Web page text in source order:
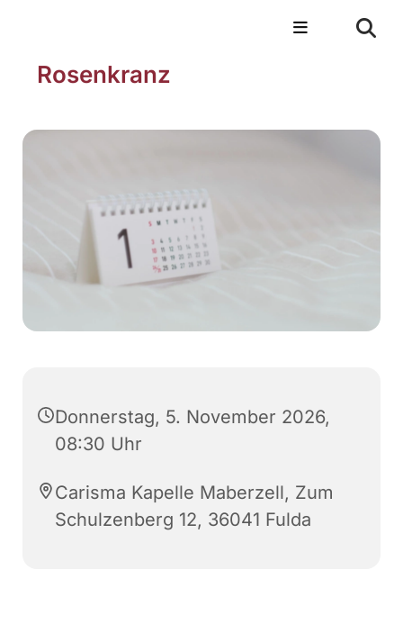
Rosenkranz
Donnerstag, 5. November 2026,
08:30 Uhr
Carisma Kapelle Maberzell, Zum
Schulzenberg 12, 36041 Fulda